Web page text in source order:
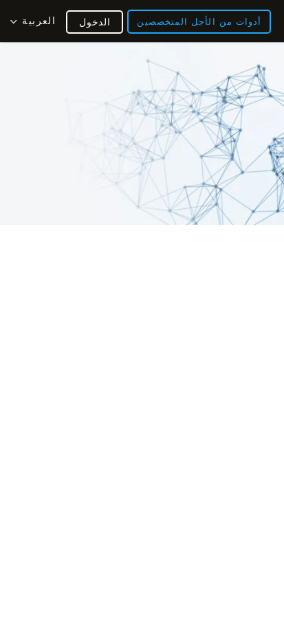
أدوات من الأجل المتخصصين العربية الدخول